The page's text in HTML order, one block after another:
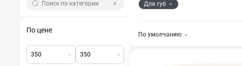
По цене
Для губ
По умолчанию